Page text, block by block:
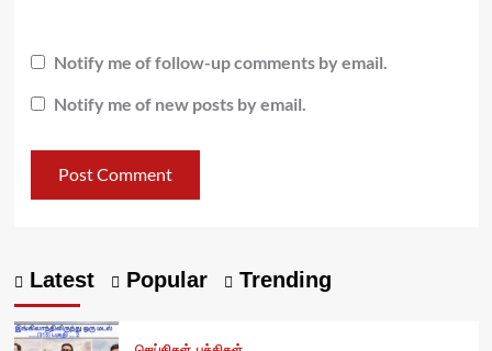
Notify me of follow-up comments by email.
Notify me of new posts by email.
Latest Popular Trending